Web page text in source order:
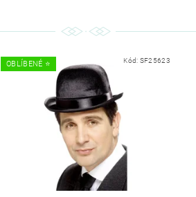
OBLÍBENÉ ⭐️ Kód: SF25623